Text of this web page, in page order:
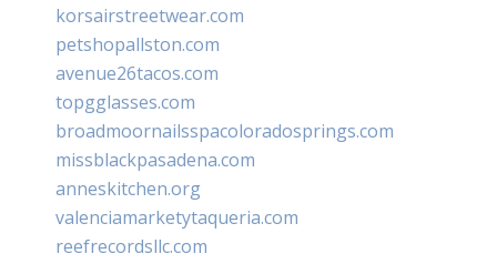
korsairstreetwear.com
petshopallston.com
avenue26tacos.com
topgglasses.com
broadmoornailsspacoloradosprings.com
missblackpasadena.com
anneskitchen.org
valenciamarketytaqueria.com
reefrecordsllc.com